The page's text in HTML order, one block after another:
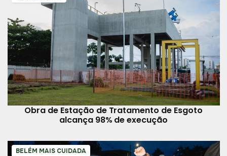
Obra de Estação de Tratamento de Esgoto
alcança 98% de execução
BELÉM MAIS CUIDADA